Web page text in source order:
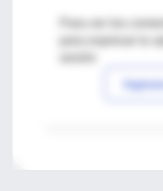
Para ver los